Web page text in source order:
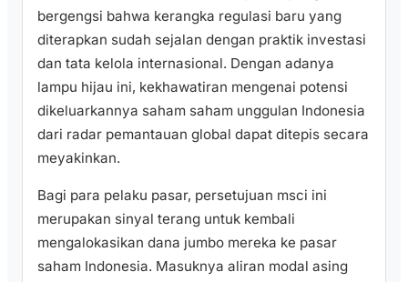
bergengsi bahwa kerangka regulasi baru yang
diterapkan sudah sejalan dengan praktik investasi
dan tata kelola internasional. Dengan adanya
lampu hijau ini, kekhawatiran mengenai potensi
dikeluarkannya saham saham unggulan Indonesia
dari radar pemantauan global dapat ditepis secara
meyakinkan.
Bagi para pelaku pasar, persetujuan msci ini
merupakan sinyal terang untuk kembali
mengalokasikan dana jumbo mereka ke pasar
saham Indonesia. Masuknya aliran modal asing